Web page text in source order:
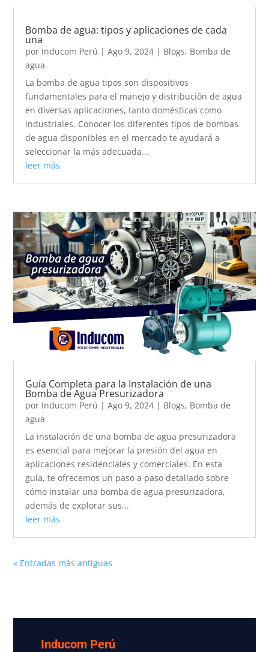
Bomba de agua: tipos y aplicaciones de cada
una
por Inducom Perú |Ago 9, 2024 | Blogs, Bomba de
agua
La bomba de agua tipos son dispositivos
fundamentales para el manejo y distribución de agua
en diversas aplicaciones, tanto domésticas como
industriales. Conocer los diferentes tipos de bombas
de agua disponibles en el mercado te ayudará a
seleccionar la más adecuada...
leer más
Guía Completa para la Instalación de una
Bomba de Agua Presurizadora
por Inducom Perú |Ago 9, 2024 | Blogs, Bomba de
agua
La instalación de una bomba de agua presurizadora
es esencial para mejorar la presión del agua en
aplicaciones residenciales y comerciales. En esta
guía, te ofrecemos un paso a paso detallado sobre
cómo instalar una bomba de agua presurizadora,
además de explorar sus...
leer más
« Entradas más antiguas
Inducom Perú